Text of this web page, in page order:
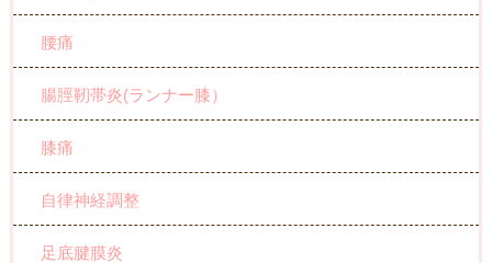
腰痛
腸脛靭帯炎(ランナー膝）
膝痛
自律神経調整
足底腱膜炎